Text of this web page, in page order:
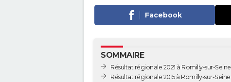
Facebook
SOMMAIRE
Résultat régionale 2021 à Romilly-sur-Seine
Résultat régionale 2015 à Romilly-sur-Seine